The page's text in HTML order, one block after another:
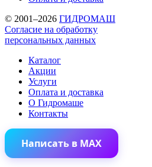
© 2001–2026 ГИДРОМАШ
Согласие на обработку
персональных данных
Каталог
Акции
Услуги
Оплата и доставка
О Гидромаше
Контакты
Написать в MAX